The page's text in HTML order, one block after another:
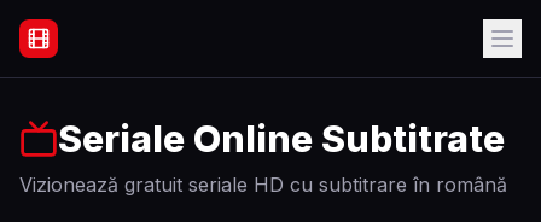
Filme Online Subtitrate - Acasă
Seriale Online Subtitrate
Vizionează gratuit seriale HD cu subtitrare în română